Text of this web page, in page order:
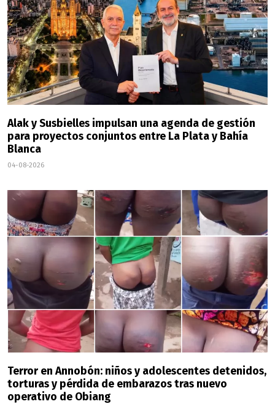
Alak y Susbielles impulsan una agenda de gestión
para proyectos conjuntos entre La Plata y Bahía
Blanca
04-08-2026
Terror en Annobón: niños y adolescentes detenidos,
torturas y pérdida de embarazos tras nuevo
operativo de Obiang